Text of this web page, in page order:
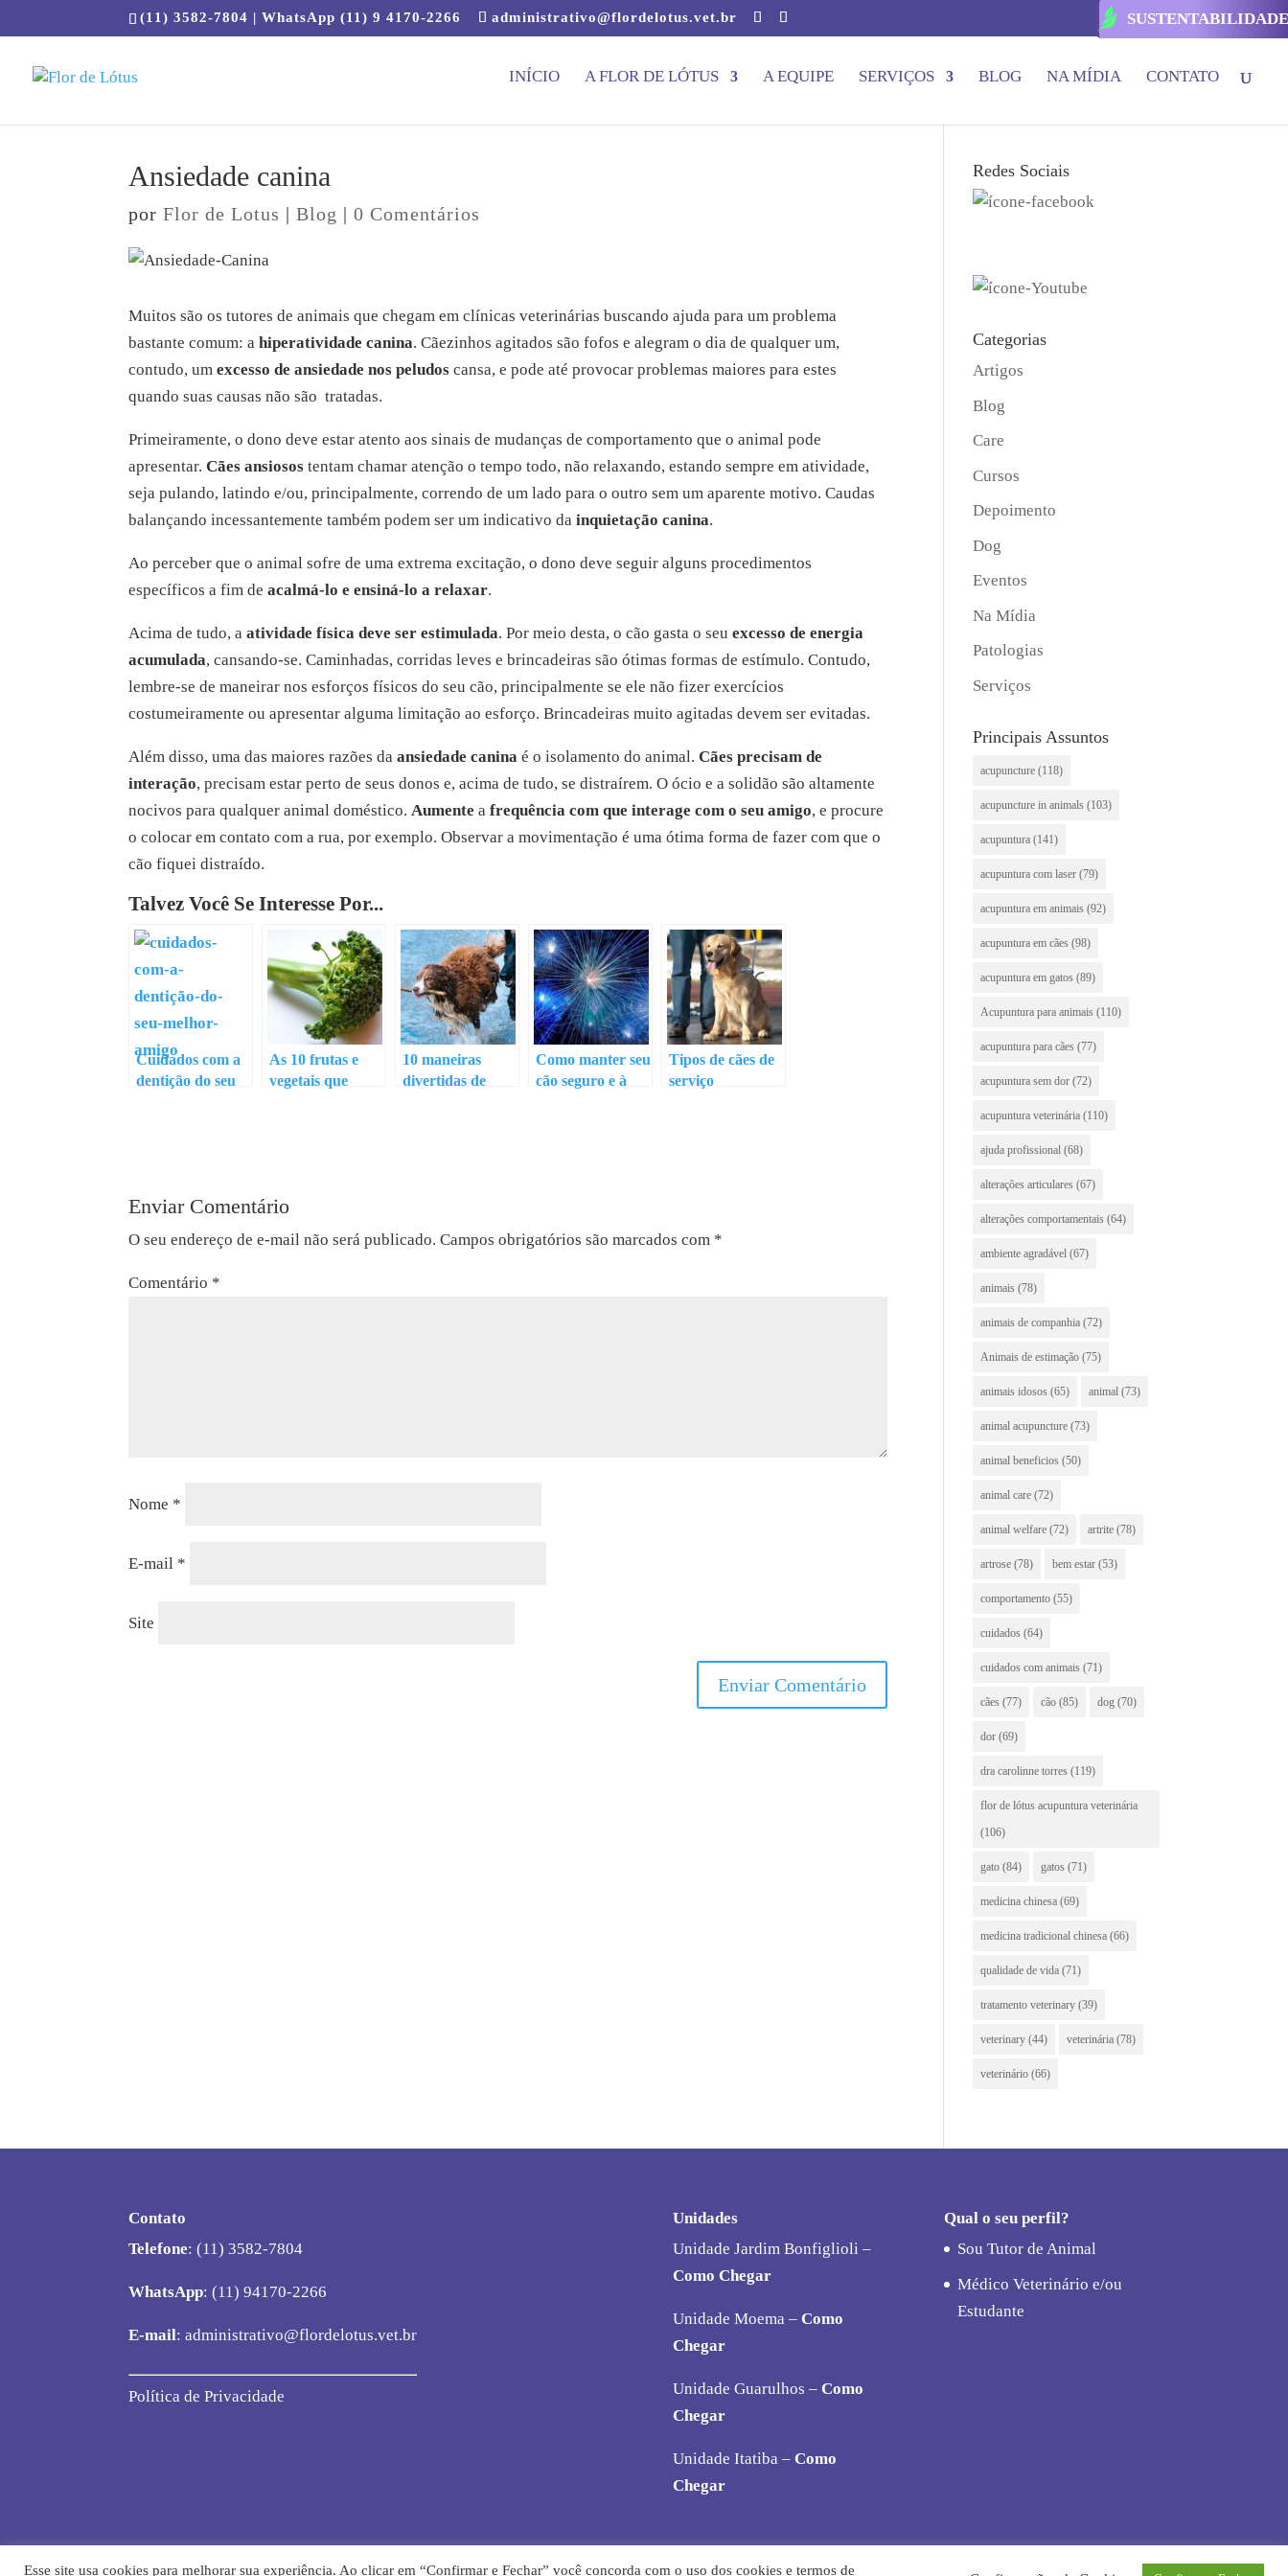
(11) 3582-7804 | WhatsApp (11) 9 4170-2266 administrativo@flordelotus.vet.br
INÍCIO A FLOR DE LÓTUS A EQUIPE SERVIÇOS BLOG NA MÍDIA CONTATO
Ansiedade canina
porFlor de Lotus |Blog |0 Comentários
Muitos são os tutores de animais que chegam em clínicas veterinárias buscando ajuda para um problema
bastante comum: ahiperatividade canina. Cãezinhos agitados são fofos e alegram o dia de qualquer um,
contudo, umexcesso de ansiedade nos peludos cansa, e pode até provocar problemas maiores para estes
quando suas causas não são tratadas.
Primeiramente, o dono deve estar atento aos sinais de mudanças de comportamento que o animal pode
apresentar.Cães ansiosos tentam chamar atenção o tempo todo, não relaxando, estando sempre em atividade,
seja pulando, latindo e/ou, principalmente, correndo de um lado para o outro sem um aparente motivo. Caudas
balançando incessantemente também podem ser um indicativo dainquietação canina.
Ao perceber que o animal sofre de uma extrema excitação, o dono deve seguir alguns procedimentos
específicos a fim deacalmá-lo e ensiná-lo a relaxar.
Acima de tudo, aatividade física deve ser estimulada. Por meio desta, o cão gasta o seuexcesso de energia
acumulada, cansando-se. Caminhadas, corridas leves e brincadeiras são ótimas formas de estímulo. Contudo,
lembre-se de maneirar nos esforços físicos do seu cão, principalmente se ele não fizer exercícios
costumeiramente ou apresentar alguma limitação ao esforço. Brincadeiras muito agitadas devem ser evitadas.
Além disso, uma das maiores razões daansiedade canina é o isolamento do animal.Cães precisam de
interação, precisam estar perto de seus donos e, acima de tudo, se distraírem. O ócio e a solidão são altamente
nocivos para qualquer animal doméstico.Aumente afrequência com que interage com o seu amigo, e procure
o colocar em contato com a rua, por exemplo. Observar a movimentação é uma ótima forma de fazer com que o
cão fiquei distraído.
Talvez Você Se Interesse Por...
Cuidados com a
dentição do seu
As 10 frutas e
vegetais que
10 maneiras
divertidas de
Como manter seu
cão seguro e à
Tipos de cães de
serviço
Enviar Comentário
O seu endereço de e-mail não será publicado. Campos obrigatórios são marcados com *
Comentário *
Nome *
E-mail *
Site
Redes Sociais
Categorias
Artigos
Blog
Care
Cursos
Depoimento
Dog
Eventos
Na Mídia
Patologias
Serviços
Principais Assuntos
acupuncture (118)
acupuncture in animals (103)
acupuntura (141)
acupuntura com laser (79)
acupuntura em animais (92)
acupuntura em cães (98)
acupuntura em gatos (89)
Acupuntura para animais (110)
acupuntura para cães (77)
acupuntura sem dor (72)
acupuntura veterinária (110)
ajuda profissional (68)
alterações articulares (67)
alterações comportamentais (64)
ambiente agradável (67)
animais (78)
animais de companhia (72)
Animais de estimação (75)
animais idosos (65) animal (73)
animal acupuncture (73)
animal beneficios (50)
animal care (72)
animal welfare (72) artrite (78)
artrose (78) bem estar (53)
comportamento (55)
cuidados (64)
cuidados com animais (71)
cães (77) cão (85) dog (70)
dor (69)
dra carolinne torres (119)
flor de lótus acupuntura veterinária
(106)
gato (84) gatos (71)
medicina chinesa (69)
medicina tradicional chinesa (66)
qualidade de vida (71)
tratamento veterinary (39)
veterinary (44) veterinária (78)
veterinário (66)
Contato
Telefone: (11) 3582-7804
WhatsApp: (11) 94170-2266
E-mail: administrativo@flordelotus.vet.br
Política de Privacidade
Unidades
Unidade Jardim Bonfiglioli –
Como Chegar
Unidade Moema – Como
Chegar
Unidade Guarulhos – Como
Chegar
Unidade Itatiba – Como
Chegar
Qual o seu perfil?
Sou Tutor de Animal
Médico Veterinário e/ou
Estudante
SUSTENTABILIDADE
Esse site usa cookies para melhorar sua experiência. Ao clicar em “Confirmar e Fechar” você concorda com o uso dos cookies e termos de